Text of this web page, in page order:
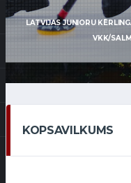
LATVIJAS JUNIORU
VKK/
KOPSAVILKUMS